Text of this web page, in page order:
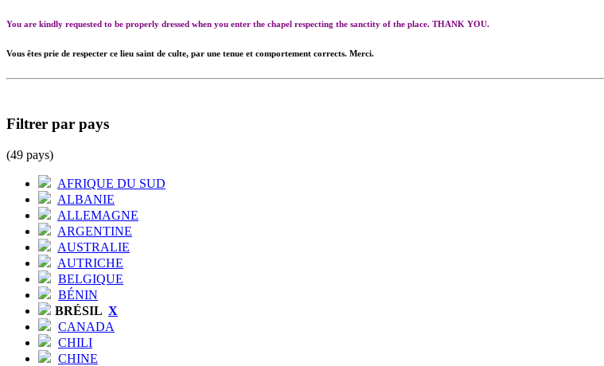
You are kindly requested to be properly dressed when you enter the chapel respecting the sanctity of the place. THANK YOU.
Vous êtes prie de respecter ce lieu saint de culte, par une tenue et comportement corrects. Merci.
Filtrer par pays
(49 pays)
AFRIQUE DU SUD
ALBANIE
ALLEMAGNE
ARGENTINE
AUSTRALIE
AUTRICHE
BELGIQUE
BÉNIN
BRÉSIL X
CANADA
CHILI
CHINE